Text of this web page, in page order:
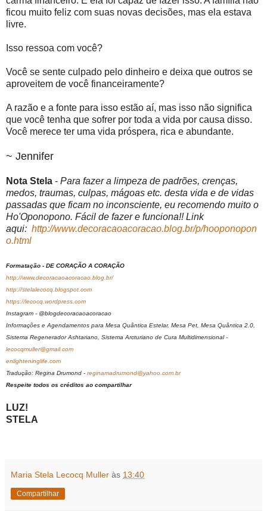
ficou muito feliz com suas novas decisões, mas ela estava
livre.
Isso ressoa com você?
Você se sente culpado pelo dinheiro e deixa que outros se
aproveitem de você financeiramente?
A razão e a fonte para isso estão aí, mas isso não significa
que você tenha que sofrer por toda a vida por causa disso.
Você merece ter uma vida próspera, rica e abundante.
~ Jennifer
Nota Stela - Para fazer a limpeza de padrões, crenças,
medos, traumas, culpas, mágoas etc. desta vida e de vidas
passadas que ficam no inconsciente, eu recomendo muito o
Ho'Oponopono. Fácil de fazer e funciona!! Link
aqui: http://www.decoracaoacoracao.blog.br/p/hooponopon
o.html
Formatação - DE CORAÇÃO A CORAÇÃO
http://www.decoracaoacoracao.blog.br/
http://stelalecocq.blogspot.com
https://lecocq.wordpress.com
Instagram - @blogdecoracaoacoracao
Informações e Agendamentos para Mesa Quântica Estelar, Mesa Pet, Mesa Quântica 2.0,
Sistema Regenerador Ashtariano, Sistema Arcturiano de Cura Multidimensional -
lecocqmuller@gmail.com
enlighteninglife.com
Tradução: Regina Drumond - reginamadrumond@yahoo.com.br
Respeite todos os créditos ao compartilhar
LUZ!
STELA
Maria Stela Lecocq Muller às 13:40
Compartilhar